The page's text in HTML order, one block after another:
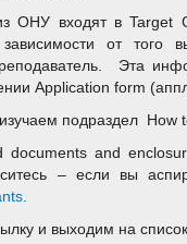
ОНУ входят в Target
от того
Эта
Application form
подраздел How
and
– если вы
и выходим на